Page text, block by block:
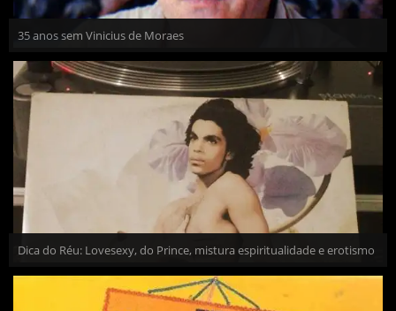
35 anos sem Vinicius de Moraes
Dica do Réu: Lovesexy, do Prince, mistura espiritualidade e erotismo